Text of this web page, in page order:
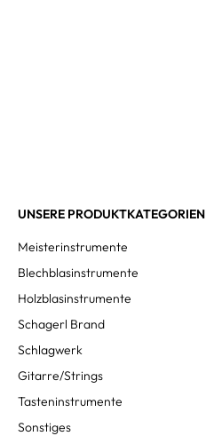
UNSERE PRODUKTKATEGORIEN
Meisterinstrumente
Blechblasinstrumente
Holzblasinstrumente
Schagerl Brand
Schlagwerk
Gitarre/Strings
Tasteninstrumente
Sonstiges